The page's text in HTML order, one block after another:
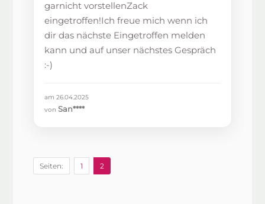
garnicht vorstellenZack
eingetroffen!Ich freue mich wenn ich
dir das nächste Eingetroffen melden
kann und auf unser nächstes Gespräch
:-)
am 26.04.2025
vonSan****
Seiten: 1 2